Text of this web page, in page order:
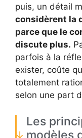
puis, un détail
considèrent la
parce que le
discute plus.
parfois à la
exister, coûte
totalement
selon une part
Les
modèles